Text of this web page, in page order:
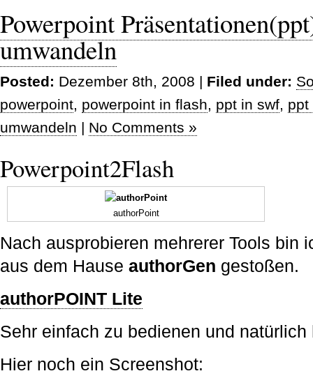
Powerpoint
umwandeln
Posted: Dezember 8th, 2008 | Filed under:
powerpoint, powerpoint in flash, ppt in swf, ppt
umwandeln | No Comments »
Powerpoint2Flash
authorPoint
Nach ausprobieren mehrerer Tools bin
aus dem Hause authorGen gestoßen.
authorPOINT Lite
Sehr einfach zu bedienen und natürlich
Hier noch ein Screenshot: